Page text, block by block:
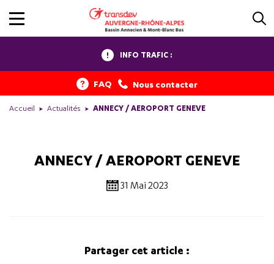
INFO TRAFIC :
FAQ Nous contacter
Accueil Actualités ANNECY / AEROPORT GENEVE
ANNECY / AEROPORT GENEVE
31 Mai 2023
Partager cet article :